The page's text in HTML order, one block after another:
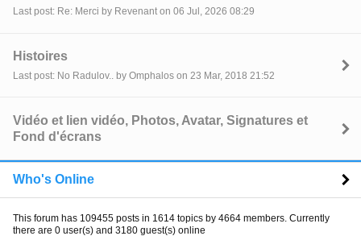
Last post: Re: Merci by Revenant on 06 Jul, 2026 08:29
Histoires
Last post: No Radulov.. by Omphalos on 23 Mar, 2018 21:52
Vidéo et lien vidéo, Photos, Avatar, Signatures et
Fond d'écrans
Who's Online
This forum has 109455 posts in 1614 topics by 4664 members. Currently
there are 0 user(s) and 3180 guest(s) online